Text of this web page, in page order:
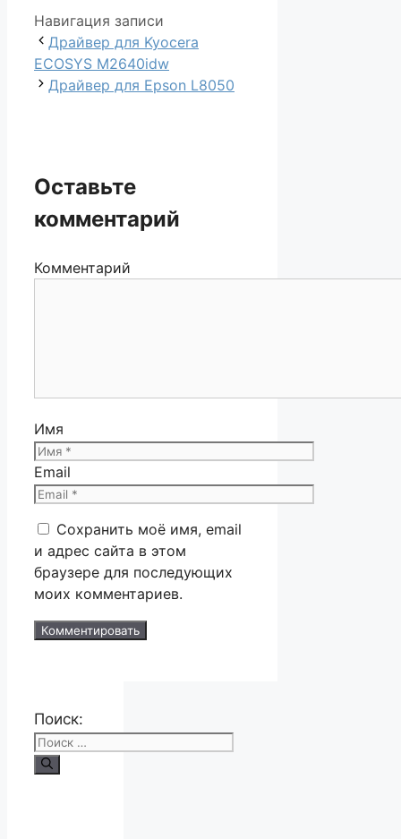
Навигация записи
Драйвер для Kyocera
ECOSYS M2640idw
Драйвер для Epson L8050
Оставьте
комментарий
Комментарий
Имя
Email
Сохранить моё имя, email
и адрес сайта в этом
браузере для последующих
моих комментариев.
Поиск: